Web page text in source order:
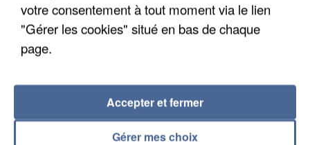
UNE TOURISTE DE L’OISE EMPORTÉE PAR UNE
COULÉE DE BOUE EN HAUTE-SAVOIE
votre consentement à tout moment via le lien
"Gérer les cookies" situé en bas de chaque
page.
Gérer mes choix
Accepter et fermer